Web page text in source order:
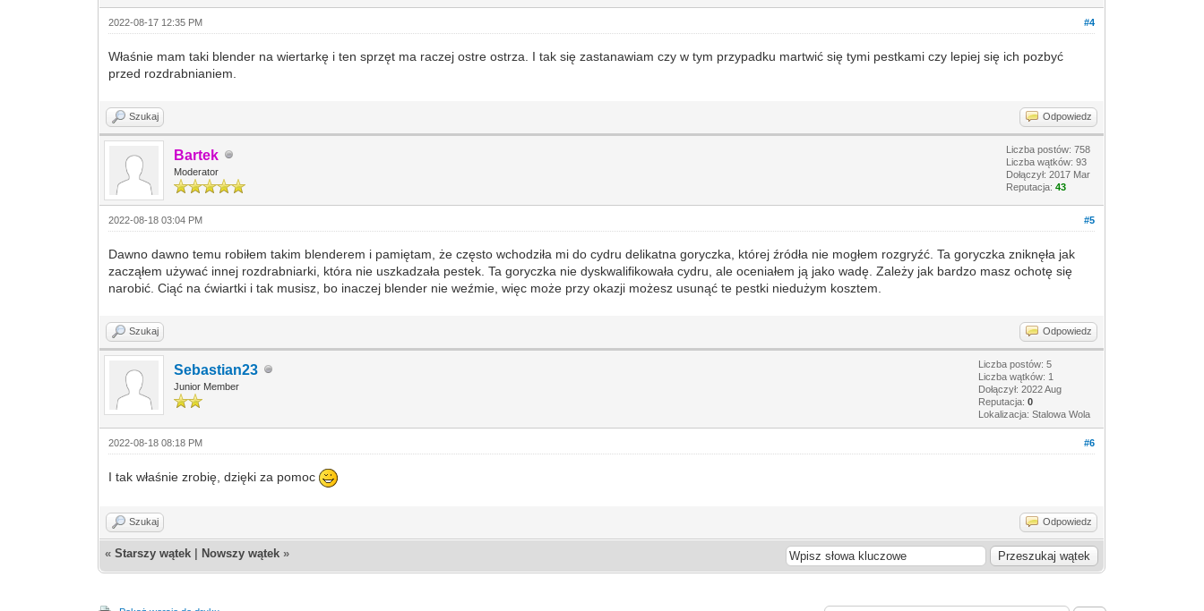
#4
2022-08-17 12:35 PM
Właśnie mam taki blender na wiertarkę i ten sprzęt ma raczej ostre ostrza. I tak się zastanawiam czy w tym przypadku martwić się tymi pestkami czy lepiej się ich pozbyć
przed rozdrabnianiem.
Szukaj Odpowiedz
Bartek
Moderator
Liczba postów: 758
Liczba wątków: 93
Dołączył: 2017 Mar
Reputacja:43
#5
2022-08-18 03:04 PM
Dawno dawno temu robiłem takim blenderem i pamiętam, że często wchodziła mi do cydru delikatna goryczka, której źródła nie mogłem rozgryźć. Ta goryczka zniknęła jak
zacząłem używać innej rozdrabniarki, która nie uszkadzała pestek. Ta goryczka nie dyskwalifikowała cydru, ale oceniałem ją jako wadę. Zależy jak bardzo masz ochotę się
narobić. Ciąć na ćwiartki i tak musisz, bo inaczej blender nie weźmie, więc może przy okazji możesz usunąć te pestki niedużym kosztem.
Szukaj Odpowiedz
Sebastian23
Junior Member
Liczba postów: 5
Liczba wątków: 1
Dołączył: 2022 Aug
Reputacja:0
Lokalizacja: Stalowa Wola
#6
2022-08-18 08:18 PM
I tak właśnie zrobię, dzięki za pomoc
Szukaj Odpowiedz
«Starszy wątek Nowszy wątek »